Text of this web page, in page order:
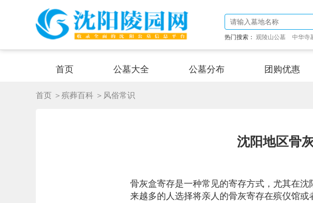
热门搜索： 观陵山公墓 中华寺
首页 公墓大全 公墓分布 团购优惠
首页 ＞殡葬百科 ＞风俗常识
沈阳地区骨
骨灰盒寄存是一种常见的寄存方式，尤其在
来越多的人选择将亲人的骨灰寄存在殡仪馆